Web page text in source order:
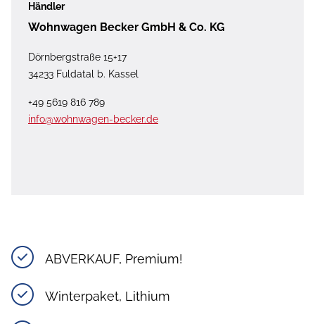
Händler
Wohnwagen Becker GmbH & Co. KG
Dörnbergstraße 15+17
34233 Fuldatal b. Kassel
+49 5619 816 789
info@wohnwagen-becker.de
ABVERKAUF, Premium!
Winterpaket, Lithium